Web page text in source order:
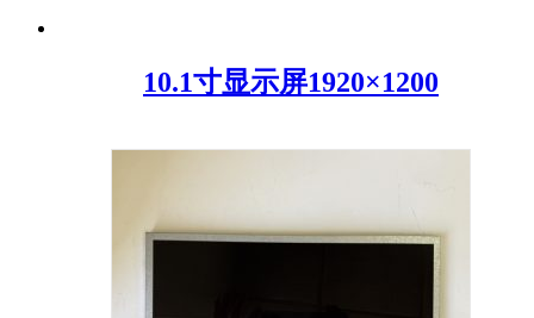
10.1寸显示屏1920×1200